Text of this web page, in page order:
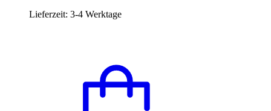
Lieferzeit: 3-4 Werktage